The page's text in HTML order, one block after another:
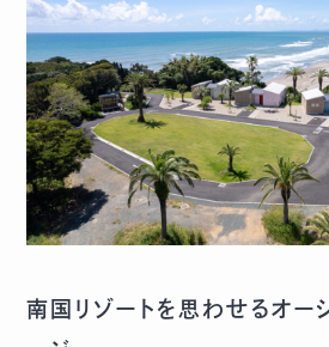
南国リゾートを思わせるオー